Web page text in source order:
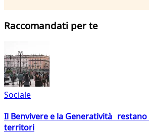
Raccomandati per te
Sociale
Il Benvivere e la Generatività
territori